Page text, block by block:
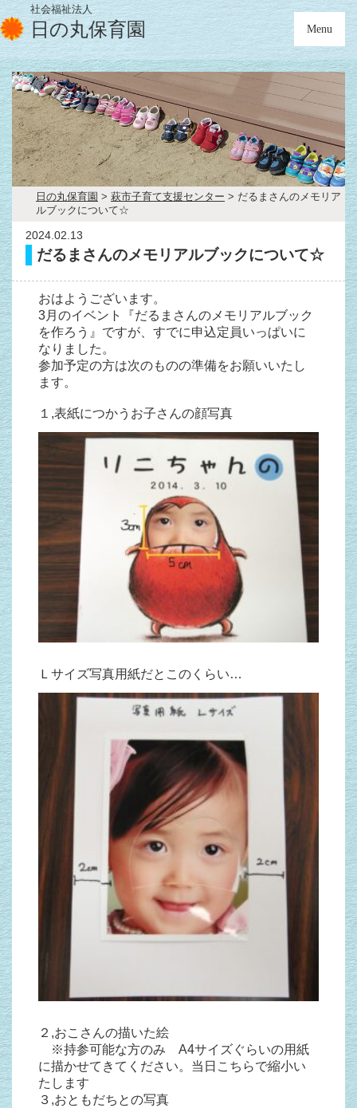
社会福祉法人
日の丸保育園 Menu
日の丸保育園 > 萩市子育て支援センター > だるまさんのメモリア
ルブックについて☆
2024.02.13
だるまさんのメモリアルブックについて☆
おはようございます。
3月のイベント『だるまさんのメモリアルブック
を作ろう』ですが、すでに申込定員いっぱいに
なりました。
参加予定の方は次のものの準備をお願いいたし
ます。
１,表紙につかうお子さんの顔写真
Ｌサイズ写真用紙だとこのくらい…
２,おこさんの描いた絵
※持参可能な方のみ A4サイズぐらいの用紙
に描かせてきてください。当日こちらで縮小い
たします
３,おともだちとの写真